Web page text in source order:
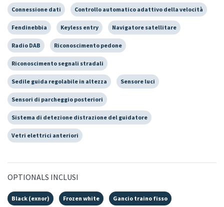
Connessione dati Controllo automatico adattivo della velocità
Fendinebbia Keyless entry Navigatore satellitare
Radio DAB Riconoscimento pedone
Riconoscimento segnali stradali
Sedile guida regolabile in altezza Sensore luci
Sensori di parcheggio posteriori
Sistema di detezione distrazione del guidatore
Vetri elettrici anteriori
OPTIONALS INCLUSI
Black (exnor) Frozen white Gancio traino fisso